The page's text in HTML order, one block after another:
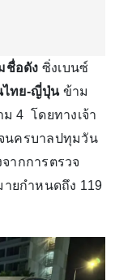
ชื่อดัง ซิ่งเบนซ์
ไทย-ญี่ปุ่นข้าม
4 โดยทางเจ้า
นครบาลปทุมวัน
ากการตรวจ
ยกำหนดถึง 119